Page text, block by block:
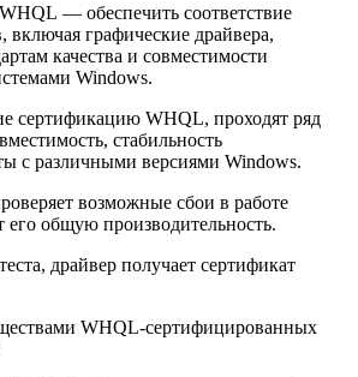
— обеспечить соответствие
включая графические драйвера,
качества и совместимости
Windows.
сертификацию WHQL, проходят ряд
стабильность
с различными версиями Windows.
возможные сбои в работе
его общую производительность.
драйвер получает сертификат
WHQL-сертифицированных